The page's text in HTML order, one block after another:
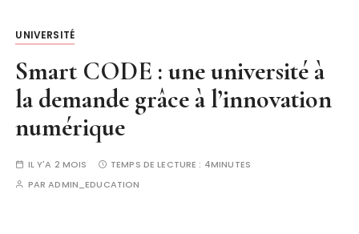
UNIVERSITÉ
Smart CODE : une université à
la demande grâce à l’innovation
numérique
IL Y'A 2 MOIS TEMPS DE LECTURE : 4MINUTES
PARADMIN_EDUCATION